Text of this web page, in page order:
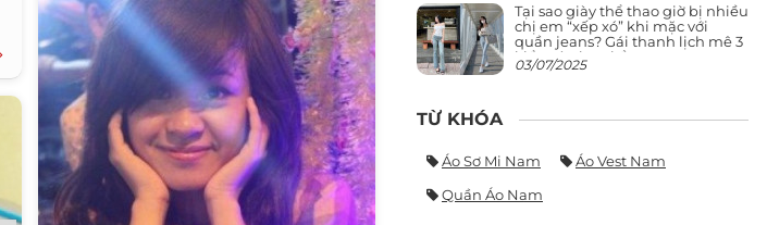
Tại sao giày thể thao giờ bị nhiều
chị em “xếp xó” khi mặc với
quần jeans? Gái thanh lịch mê 3
kiểu này hơn hẳn
03/07/2025
TỪ KHÓA
Áo Sơ Mi Nam
Áo Vest Nam
Quần Áo Nam